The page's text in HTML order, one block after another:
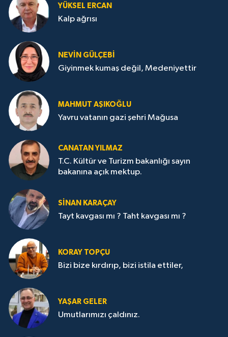
YÜKSEL ERCAN
Kalp ağrısı
NEVİN GÜLÇEBİ
Giyinmek kumaş değil, Medeniyettir
MAHMUT AŞIKOĞLU
Yavru vatanın gazi şehri Mağusa
CANATAN YILMAZ
T.C. Kültür ve Turizm bakanlığı sayın
bakanına açık mektup.
SİNAN KARAÇAY
Tayt kavgası mı ? Taht kavgası mı ?
KORAY TOPÇU
Bizi bize kırdırıp, bizi istila ettiler,
YAŞAR GELER
Umutlarımızı çaldınız.